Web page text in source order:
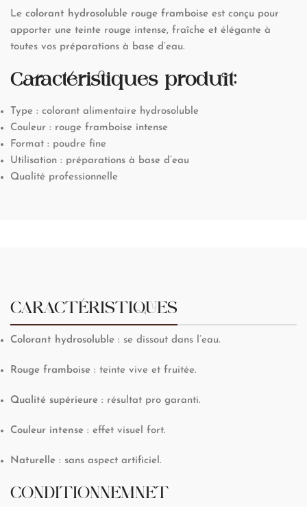
Le colorant hydrosoluble rouge framboise est conçu pour
apporter une teinte rouge intense, fraîche et élégante à
toutes vos préparations à base d’eau.
Caractéristiques produit:
Type : colorant alimentaire hydrosoluble
Couleur : rouge framboise intense
Format : poudre fine
Utilisation : préparations à base d’eau
Qualité professionnelle
CARACTÉRISTIQUES
Colorant hydrosoluble : se dissout dans l’eau.
Rouge framboise : teinte vive et fruitée.
Qualité supérieure : résultat pro garanti.
Couleur intense : effet visuel fort.
Naturelle : sans aspect artificiel.
CONDITIONNEMNET